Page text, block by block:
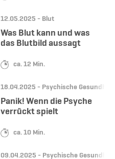
Datum:
12.05.2025 - Kategorie:
Blut
Lesedauer:
ca. 12 Min.
Was Blut kann und was
das Blutbild aussagt
Datum:
18.04.2025 - Kategorie:
Psychische Gesundheit
Lesedauer:
ca. 10 Min.
Panik! Wenn die Psyche
verrückt spielt
Datum:
09.04.2025 - Kategorie:
Psychische Gesundheit